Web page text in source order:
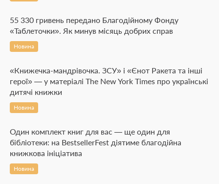
55 330 гривень передано Благодійному Фонду
«Таблеточки». Як минув місяць добрих справ
Новина
«Книжечка-мандрівочка. ЗСУ» і «Єнот Ракета та інші
герої» — у матеріалі The New York Times про українські
дитячі книжки
Новина
Один комплект книг для вас — ще один для
бібліотеки: на BestsellerFest діятиме благодійна
книжкова ініціатива
Новина